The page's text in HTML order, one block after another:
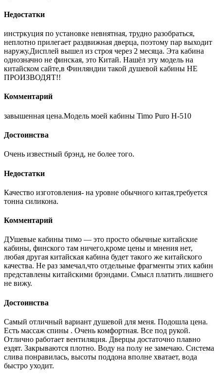
Недостатки
инстркуция по установке невнятная, трудно разобраться,
неплотно прилегает раздвижная дверца, поэтому пар выходит
наружу.Дисплей вышел из строя через 2 месяца. Эта кабина
однозначно не финская, это Китай. Нашёл эту модель на
китайском сайте,в Финляндии такой душевой кабины НЕ
ПРОИЗВОДЯТ!!
Комментарий
завышенная цена.Модель моей кабины Timo Puro H-510
Достоинства
Очень известный брэнд, не более того.
Недостатки
Качество изготовления- на уровне обычного китая,требуется
тонна силикона.
Комментарий
ДУшевые кабины тимо — это просто обычные китайские
кабины, финского там ничего,кроме цены и мнения нет,
любая другая китайская кабина будет такого же китайского
качества. Не раз замечал,что отдельные фрагменты этих кабин
представлены китайскими брэндами. Смысл платить лишнего
не вижу.
Достоинства
Самый отличный вариант душевой для меня. Подошла цена.
Есть массаж спины . Очень комфортная. Все под рукой.
Отлично работает вентиляция. Дверцы достаточно плавно
ездят. Закрываются плотно. Воду на полу не замечаю. Система
слива понравилась, высоты поддона вполне хватает, вода
быстро уходит.